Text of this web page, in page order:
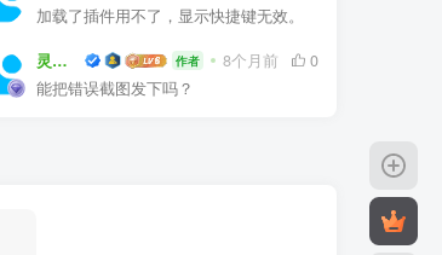
加载了插件用不了，显示快捷键无效。
灵感屋 作者 8个月前
0
能把错误截图发下吗？